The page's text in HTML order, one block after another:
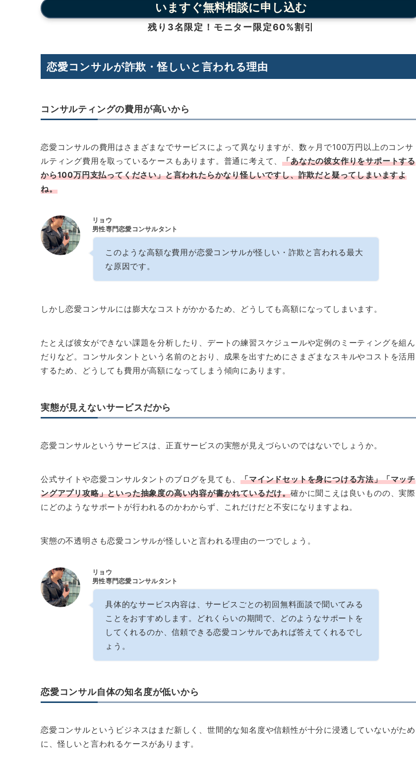
いますぐ無料相談に申し込む
残り3名限定！モニター限定60%割引
恋愛コンサルが詐欺・怪しいと言われる理由
コンサルティングの費用が高いから
恋愛コンサルの費用はさまざまなでサービスによって異なりますが、数ヶ月で100万円以上のコンサ
ルティング費用を取っているケースもあります。普通に考えて、「あなたの彼女作りをサポートする
から100万円支払ってください」と言われたらかなり怪しいですし、詐欺だと疑ってしまいますよ
ね。
リョウ
男性専門恋愛コンサルタント
このような高額な費用が恋愛コンサルが怪しい・詐欺と言われる最大
な原因です。
しかし恋愛コンサルには膨大なコストがかかるため、どうしても高額になってしまいます。
たとえば彼女ができない課題を分析したり、デートの練習スケジュールや定例のミーティングを組ん
だりなど。コンサルタントという名前のとおり、成果を出すためにさまざまなスキルやコストを活用
するため、どうしても費用が高額になってしまう傾向にあります。
実態が見えないサービスだから
恋愛コンサルというサービスは、正直サービスの実態が見えづらいのではないでしょうか。
公式サイトや恋愛コンサルタントのブログを見ても、「マインドセットを身につける方法」「マッチ
ングアプリ攻略」といった抽象度の高い内容が書かれているだけ。確かに聞こえは良いものの、実際
にどのようなサポートが行われるのかわからず、これだけだと不安になりますよね。
実態の不透明さも恋愛コンサルが怪しいと言われる理由の一つでしょう。
リョウ
男性専門恋愛コンサルタント
具体的なサービス内容は、サービスごとの初回無料面談で聞いてみる
ことをおすすめします。どれくらいの期間で、どのようなサポートを
してくれるのか、信頼できる恋愛コンサルであれば答えてくれるでし
ょう。
恋愛コンサル自体の知名度が低いから
恋愛コンサルというビジネスはまだ新しく、世間的な知名度や信頼性が十分に浸透していないがため
に、怪しいと言われるケースがあります。